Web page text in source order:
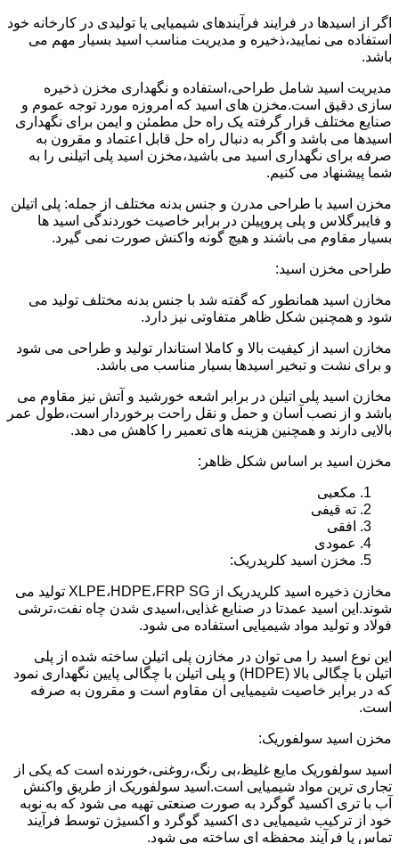
اگر از اسیدها در فرایند فرآیندهای شیمیایی یا تولیدی در کارخانه خود
استفاده می نمایید،ذخیره و مدیریت مناسب اسید بسیار مهم می
باشد.
مدیریت اسید شامل طراحی،استفاده و نگهداری مخزن ذخیره
سازی دقیق است.مخزن های اسید که امروزه مورد توجه عموم و
صنایع مختلف قرار گرفته یک راه حل مطمئن و ایمن برای نگهداری
اسیدها می باشد و اگر به دنبال راه حل قابل اعتماد و مقرون به
صرفه برای نگهداری اسید می باشید،مخزن اسید پلی اتیلنی را به
شما پیشنهاد می کنیم.
مخزن اسید با طراحی مدرن و جنس بدنه مختلف از جمله: پلی اتیلن
و فایبرگلاس و پلی پروپیلن در برابر خاصیت خوردندگی اسید ها
بسیار مقاوم می باشند و هیچ گونه واکنش صورت نمی گیرد.
طراحی مخزن اسید:
مخازن اسید همانطور که گفته شد با جنس بدنه مختلف تولید می
شود و همچنین شکل ظاهر متفاوتی نیز دارد.
مخازن اسید از کیفیت بالا و کاملا استاندار تولید و طراحی می شود
و برای نشت و تبخیر اسیدها بسیار مناسب می باشد.
مخازن اسید پلی اتیلن در برابر اشعه خورشید و آتش نیز مقاوم می
باشد و از نصب آسان و حمل و نقل راحت برخوردار است،طول عمر
بالایی دارند و همچنین هزینه های تعمیر را کاهش می دهد.
مخزن اسید بر اساس شکل ظاهر:
مکعبی
ته قیفی
افقی
عمودی
مخزن اسید کلریدریک:
مخازن ذخیره اسید کلریدریک از XLPE،HDPE،FRP SG تولید می
شوند.این اسید عمدتا در صنایع غذایی،اسیدی شدن چاه نفت،ترشی
فولاد و تولید مواد شیمیایی استفاده می شود.
این نوع اسید را می توان در مخازن پلی اتیلن ساخته شده از پلی
اتیلن با چگالی بالا (HDPE) و پلی اتیلن با چگالی پایین نگهداری نمود
که در برابر خاصیت شیمیایی ان مقاوم است و مقرون به صرفه
است.
مخزن اسید سولفوریک:
اسید سولفوریک مایع غلیظ،بی رنگ،روغنی،خورنده است که یکی از
تجاری ترین مواد شیمیایی است.اسید سولفوریک از طریق واکنش
آب با تری اکسید گوگرد به صورت صنعتی تهیه می شود که به نوبه
خود از ترکیب شیمیایی دی اکسید گوگرد و اکسیژن توسط فرآیند
تماس یا فرآیند محفظه ای ساخته می شود.